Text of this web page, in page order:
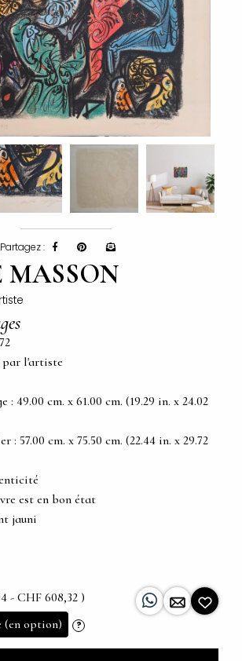
Partagez :
MASSON
par l'artiste
: 49.00 cm. x 61.00 cm. (19.29 in. x 24.02
: 57.00 cm. x 75.50 cm. (22.44 in. x 29.72
est en bon état
jauni
- CHF 608,32 )
(en option) ?